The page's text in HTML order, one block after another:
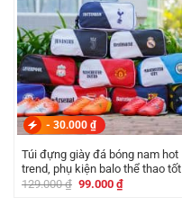
- 30.000 ₫
Túi đựng giày đá bóng nam hot
trend, phụ kiện balo thể thao tốt
129.000₫ Giá
99.000 ₫Giá
hiện